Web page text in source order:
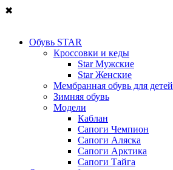
✖
Обувь STAR
Кроссовки и кеды
Star Мужские
Star Женские
Мембранная обувь для детей
Зимняя обувь
Модели
Каблан
Сапоги Чемпион
Сапоги Аляска
Сапоги Арктика
Сапоги Тайга